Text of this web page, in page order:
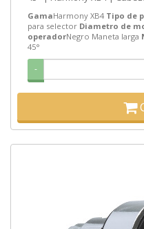
GamaHarmony XB4 Tipo de
para selector Diametro de
operadorNegro Maneta larga
45°
-